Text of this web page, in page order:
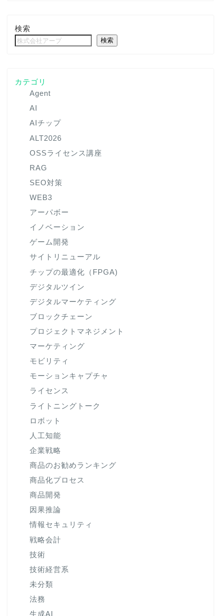
検索
検索
カテゴリ
Agent
AI
AIチップ
ALT2026
OSSライセンス講座
RAG
SEO対策
WEB3
アーパボー
イノベーション
ゲーム開発
サイトリニューアル
チップの最適化（FPGA)
デジタルツイン
デジタルマーケティング
ブロックチェーン
プロジェクトマネジメント
マーケティング
モビリティ
モーションキャプチャ
ライセンス
ライトニングトーク
ロボット
人工知能
企業戦略
商品のお勧めランキング
商品化プロセス
商品開発
因果推論
情報セキュリティ
戦略会計
技術
技術経営系
未分類
法務
生成AI